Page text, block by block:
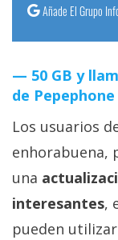
Tutoriales
Sistemas
operativos
Profesional
+
Añade El Grupo
50 GB y
de
Los usuarios
enhorabuena,
una
interesantes,
pueden